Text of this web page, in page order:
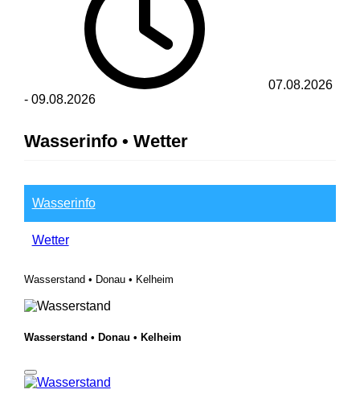
07.08.2026
- 09.08.2026
Wasserinfo • Wetter
Wasserinfo
Wetter
Wasserstand • Donau • Kelheim
Wasserstand • Donau • Kelheim